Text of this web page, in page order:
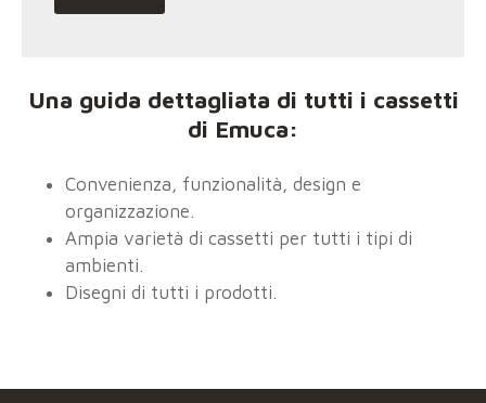
Una guida dettagliata di tutti i cassetti
di Emuca:
Convenienza, funzionalità, design e
organizzazione.
Ampia varietà di cassetti per tutti i tipi di
ambienti.
Disegni di tutti i prodotti.